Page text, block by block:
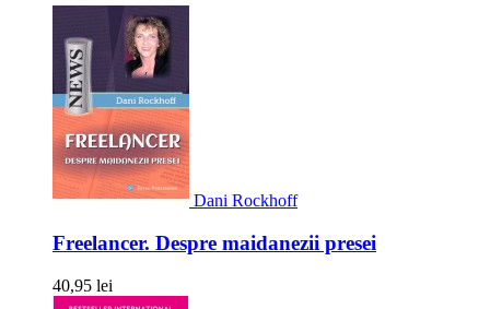
Dani Rockhoff
Freelancer. Despre maidanezii presei
40,95 lei